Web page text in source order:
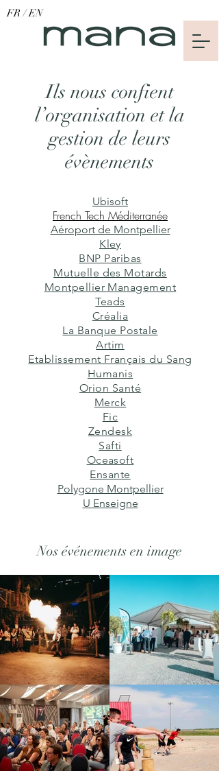
FR/EN
Ils nous confient
l’organisation et la
gestion de leurs
évènements
Ubisoft
French Tech Méditerranée
Aéroport de Montpellier
Kley
BNP Paribas
Mutuelle des Motards
Montpellier Management
Teads
Créalia
La Banque Postale
Artim
Etablissement Français du Sang
Humanis
Orion Santé
Merck
Fic
Zendesk
Safti
Oceasoft
Ensante
Polygone Montpellier
U Enseigne
Nos événements en image